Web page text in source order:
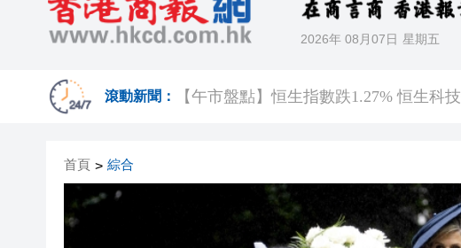
2026年 08月07日 星期五
滾動新聞：
財政部等三部門發布海南自由貿易港島
有片丨打金店1個月掃出1700克金粉 價
「與徐悲鴻的時空對話」開幕 徐悲鴻女
中國仲裁機構「出海」路徑研討會在港
首頁 > 綜合